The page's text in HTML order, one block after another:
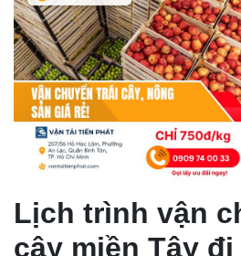
Lịch trình vận
cây miền Tây đi